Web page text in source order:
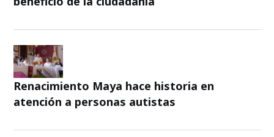
Renacimiento Maya hace historia en
atención a personas autistas